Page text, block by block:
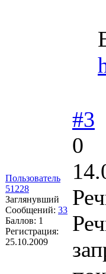
Пользователь
51228
Заглянувший
Сообщений: 33
Баллов: 1
Регистрация:
25.10.2009
#3
0